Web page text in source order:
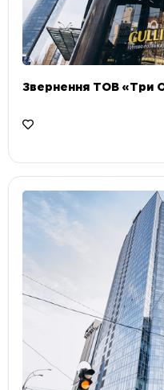
Звернення ТОВ «Три